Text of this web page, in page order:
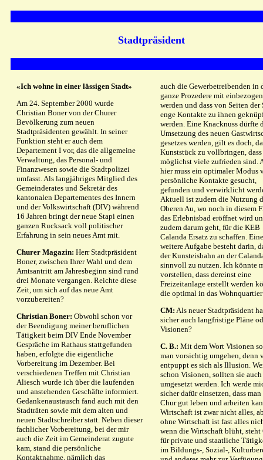
Stadtpräsident
«Ich wohne in einer lässigen Stadt»
Am 24. September 2000 wurde
Christian Boner von der Churer
Bevölkerung zum neuen
Stadtpräsidenten gewählt. In seiner
Funktion steht er auch dem
Departement I vor, das die allgemeine
Verwaltung, das Personal- und
Finanzwesen sowie die Stadtpolizei
umfasst. Als langjähriges Mitglied des
Gemeinderates und Sekretär des
kantonalen Departementes des Innern
und der Volkswirtschaft (DIV) während
16 Jahren bringt der neue Stapi einen
ganzen Rucksack voll politischer
Erfahrung in sein neues Amt mit.
Churer Magazin: Herr Stadtpräsident
Boner, zwischen Ihrer Wahl und dem
Amtsantritt am Jahresbeginn sind rund
drei Monate vergangen. Reichte diese
Zeit, um sich auf das neue Amt
vorzubereiten?
Christian Boner: Obwohl schon vor
der Beendigung meiner beruflichen
Tätigkeit beim DIV Ende November
Gespräche im Rathaus stattgefunden
haben, erfolgte die eigentliche
Vorbereitung im Dezember. Bei
verschiedenen Treffen mit Christian
Aliesch wurde ich über die laufenden
und anstehenden Geschäfte informiert.
Gedankenaustausch fand auch mit den
Stadträten sowie mit dem alten und
neuen Stadtschreiber statt. Neben dieser
fachlicher Vorbereitung, bei der mir
auch die Zeit im Gemeinderat zugute
kam, stand die persönliche
Kontaktnahme, nämlich das
auch die Gewerbetreibenden in
ganze Prozedere mit einbezogen
werden und dass von Seiten der
enge Kontakte zu ihnen
werden. Eine Knacknuss dürfte
Umsetzung des neuen
gesetzes werden, gilt es doch,
Kunststück zu vollbringen, dass
möglichst viele zufrieden sind.
hier muss ein optimaler Modus
persönliche Kontakte gesucht,
gefunden und verwirklicht
Aktuell ist zudem die Nutzung
Oberen Au, wo noch in diesem
das Erlebnisbad eröffnet wird
zudem darum geht, für die KEB
Calanda Ersatz zu schaffen. Eine
weitere Aufgabe besteht darin,
der Kunsteisbahn an der
sinnvoll zu nutzen. Ich könnte
vorstellen, dass dereinst eine
Freizeitanlage erstellt werden
die optimal in das Wohnquartier
CM: Als neuer Stadtpräsident
sicher auch langfristige Pläne
Visionen?
C. B.: Mit dem Wort Visionen
man vorsichtig umgehen, denn
entpuppt es sich als Illusion.
schon Visionen, sollten sie auch
umgesetzt werden. Ich werde
sicher dafür einsetzen, dass
Chur gut leben und arbeiten
Wirtschaft ist zwar nicht alles,
ohne Wirtschaft ist fast alles
wenn die Wirtschaft blüht, steht
für private und staatliche
im Bildungs-, Sozial-,